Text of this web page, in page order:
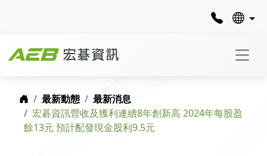
首頁最新動態
最新消息
宏碁資訊營收及獲利連續8年創新高 2024年每股盈
餘13元 預計配發現金股利9.5元